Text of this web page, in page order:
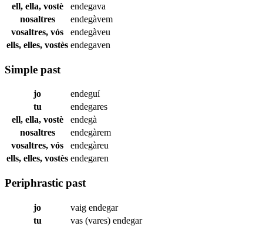
ell, ella, vostè
endegava
nosaltres
endegàvem
vosaltres, vós
endegàveu
ells, elles, vostès endegaven
Simple past
jo
endeguí
tu
endegares
ell, ella, vostè
endegà
nosaltres
endegàrem
vosaltres, vós
endegàreu
ells, elles, vostès endegaren
Periphrastic past
jo vaig endegar
tu
vas (vares) endegar